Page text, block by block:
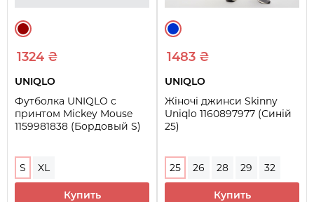
1324 ₴
UNIQLO
Футболка UNIQLO с
принтом Mickey Mouse
1159981838 (Бордовый S)
S XL
Купить
1483 ₴
UNIQLO
Жіночі джинси Skinny
Uniqlo 1160897977 (Синій
25)
25 26 28 29 32
Купить